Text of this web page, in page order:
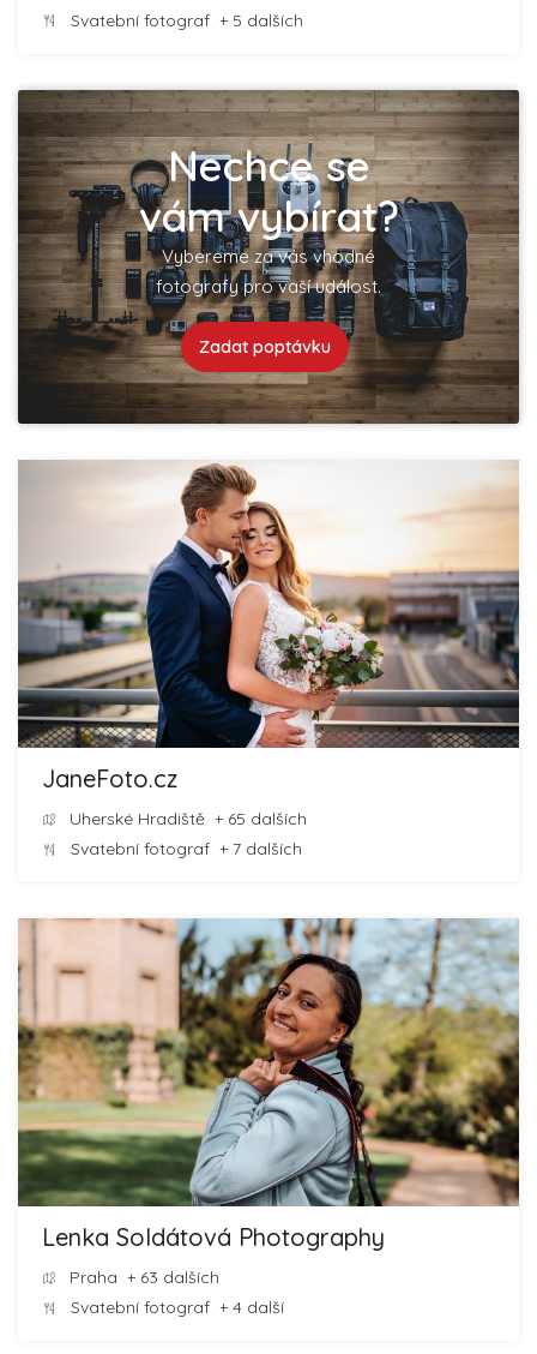
Svatební fotograf + 5 dalších
Nechce se
vám vybírat?
Vybereme za vás vhodné
fotografy pro vaší událost.
Zadat poptávku
JaneFoto.cz
Uherské Hradiště + 65 dalších
Svatební fotograf + 7 dalších
Lenka Soldátová Photography
Praha + 63 dalších
Svatební fotograf + 4 další